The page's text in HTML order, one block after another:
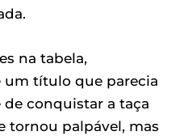
na tabela,
título que parecia
conquistar a taça
tornou palpável, mas